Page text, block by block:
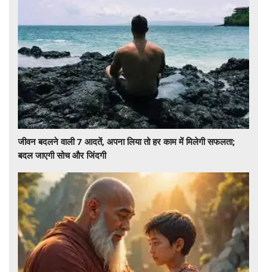
जीवन बदलने वाली 7 आदतें, अपना लिया तो हर काम में मिलेगी सफलता;
बदल जाएगी सोच और जिंदगी